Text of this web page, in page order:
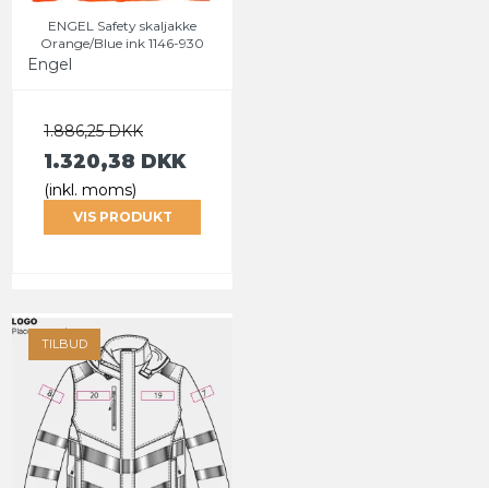
ENGEL Safety skaljakke
Orange/Blue ink 1146-930
Engel
1.886,25 DKK
1.320,38 DKK
(inkl. moms)
VIS PRODUKT
TILBUD